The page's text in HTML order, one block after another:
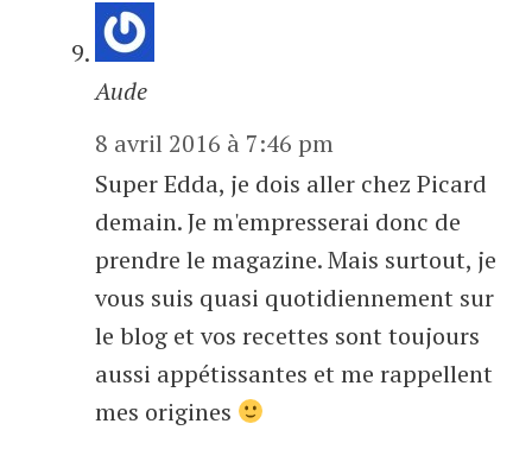
Aude
8 avril 2016 à 7:46 pm
Super Edda, je dois aller chez Picard
demain. Je m'empresserai donc de
prendre le magazine. Mais surtout, je
vous suis quasi quotidiennement sur
le blog et vos recettes sont toujours
aussi appétissantes et me rappellent
mes origines